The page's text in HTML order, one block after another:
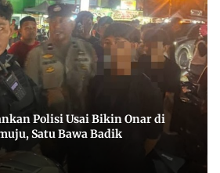
Polisi Usai Bikin Onar di
Satu Bawa Badik